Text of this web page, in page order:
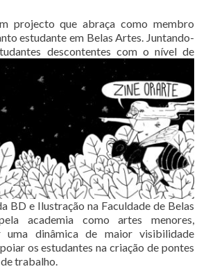
projecto que abraça como membro
estudante em Belas Artes. Juntando-
descontentes com o nível de
BD e Ilustração na Faculdade de Belas
academia como artes menores,
uma dinâmica de maior visibilidade
os estudantes na criação de pontes
trabalho.